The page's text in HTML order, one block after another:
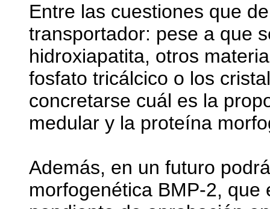
Entre las cuestiones que
transportador: pese a que
hidroxiapatita, otros
fosfato tricálcico o los
concretarse cuál es la
medular y la proteína
Además, en un futuro
morfogenética BMP-2,